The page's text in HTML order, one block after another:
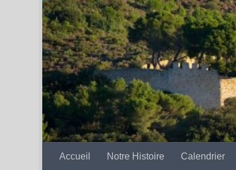
Skip to content
Accueil Notre Histoire Calendrier